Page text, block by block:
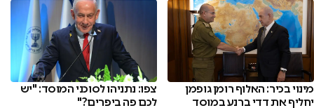
מינוי בכיר: האלוף רומן גופמן
יחליף את דדי ברנע במוסד
צפו: נתניהו לסוכני המוסד: "יש
לכם פה ביפרים?"